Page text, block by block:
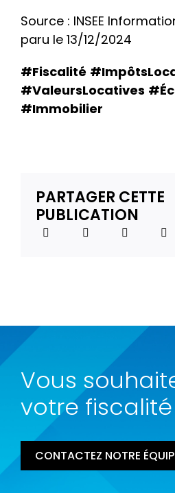
Source : INSEE
paru le 13/12/2024
#Fiscalité
#ValeursLocatives
#Immobilier
PARTAGER CETTE
PUBLICATION
Vous
votre fiscalité
CONTACTEZ NOTRE